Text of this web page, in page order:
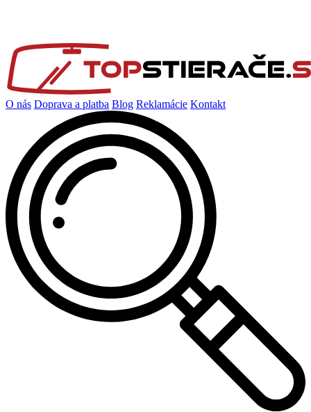
O nás Doprava a platba Blog Reklamácie Kontakt